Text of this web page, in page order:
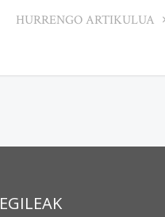
HURRENGO ARTIKULUA
EGILEAK